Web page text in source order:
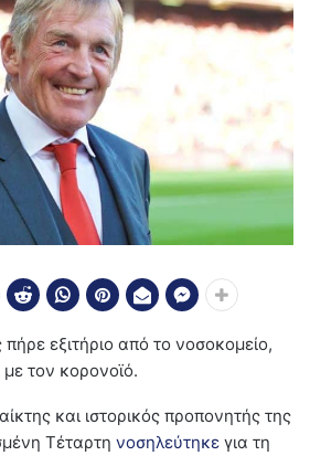
εξιτήριο από το νοσοκομείο,
με τον κορονοϊό.
και ιστορικός προπονητής της
Τέταρτη νοσηλεύτηκε για τη